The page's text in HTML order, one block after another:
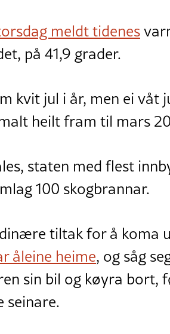
meldt tidenes
på 41,9 grader.
kvit jul i år, men ei våt
heilt fram til mars
staten med flest
100 skogbrannar.
tiltak for å koma
åleine heime, og såg
sin bil og køyra bort,
seinare.